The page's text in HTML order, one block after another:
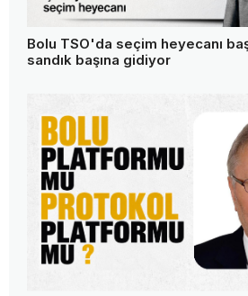
Bolu TSO'da seçim heyecanı
sandık başına gidiyor